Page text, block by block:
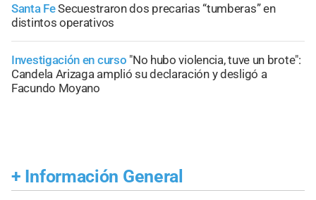
Santa FeSecuestraron dos precarias “tumberas” en
distintos operativos
Investigación en curso "No hubo violencia, tuve un brote":
Candela Arizaga amplió su declaración y desligó a
Facundo Moyano
+ Información General